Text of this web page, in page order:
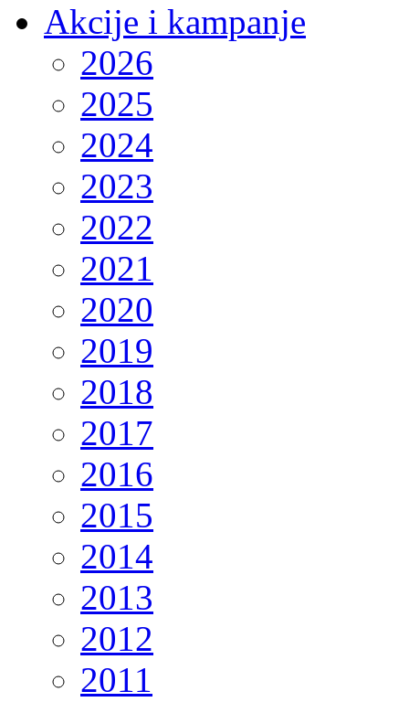
Akcije i kampanje
2026
2025
2024
2023
2022
2021
2020
2019
2018
2017
2016
2015
2014
2013
2012
2011